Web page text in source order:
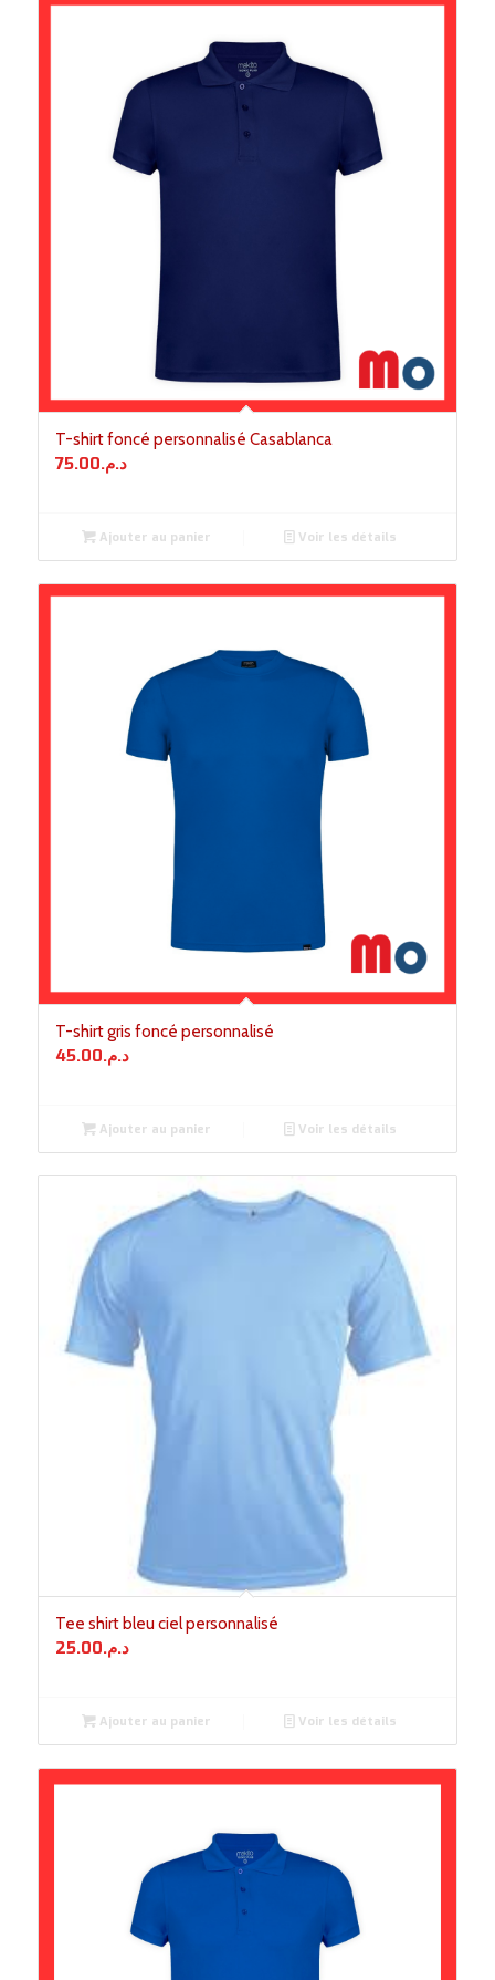
T-shirt foncé personnalisé Casablanca
د.م.75.00
Ajouter au panier Voir les détails
T-shirt gris foncé personnalisé
د.م.45.00
Ajouter au panier Voir les détails
Tee shirt bleu ciel personnalisé
د.م.25.00
Ajouter au panier Voir les détails